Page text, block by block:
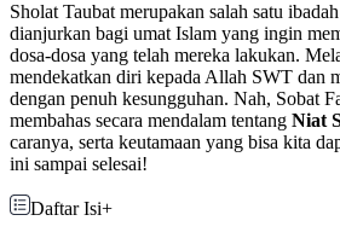
Sholat Taubat merupakan salah satu
dianjurkan bagi umat Islam yang ingin
dosa-dosa yang telah mereka lakukan.
mendekatkan diri kepada Allah SWT dan
dengan penuh kesungguhan. Nah, Sobat
membahas secara mendalam tentang Niat
caranya, serta keutamaan yang bisa kita
ini sampai selesai!
Daftar Isi+